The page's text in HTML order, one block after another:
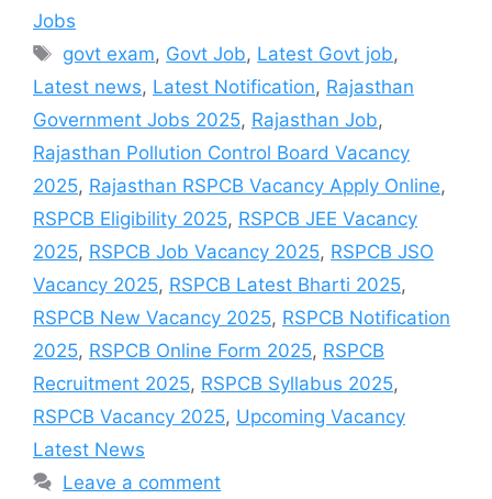
Jobs
Tags
govt exam, Govt Job, Latest Govt job,
Latest news, Latest Notification, Rajasthan
Government Jobs 2025, Rajasthan Job,
Rajasthan Pollution Control Board Vacancy
2025, Rajasthan RSPCB Vacancy Apply Online,
RSPCB Eligibility 2025, RSPCB JEE Vacancy
2025, RSPCB Job Vacancy 2025, RSPCB JSO
Vacancy 2025, RSPCB Latest Bharti 2025,
RSPCB New Vacancy 2025, RSPCB Notification
2025, RSPCB Online Form 2025, RSPCB
Recruitment 2025, RSPCB Syllabus 2025,
RSPCB Vacancy 2025, Upcoming Vacancy
Latest News
Leave a comment